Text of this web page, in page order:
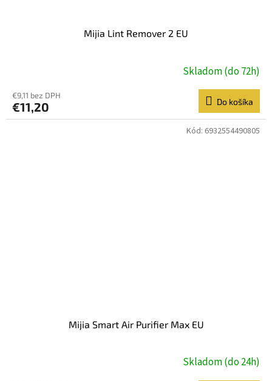
Mijia Lint Remover 2 EU
Skladom (do 72h)
€9,11 bez DPH
€11,20 Do košíka
Mijia Smart Air Purifier Max EU
Skladom (do 24h)
Kód: 6932554490805